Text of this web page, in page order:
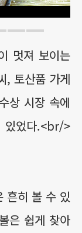
멋져 보이는
, 토산품 가게
상 시장 속에
었다.<br/>
흔히 볼 수 있
은 쉽게 찾아